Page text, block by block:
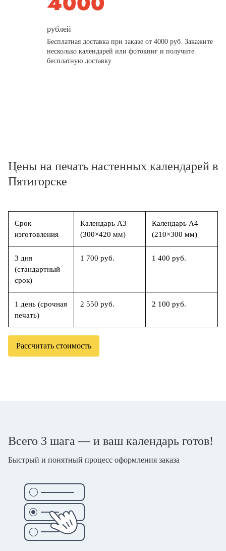
рублей
Бесплатная доставка при заказе от 4000 руб. Закажите
несколько календарей или фотокниг и получите
бесплатную доставку
Цены на печать настенных календарей в
Пятигорске
Срок
изготовления
Календарь А3
(300×420 мм)
Календарь А4
(210×300 мм)
3 дня
(стандартный
срок)
1 700 руб. 1 400 руб.
1 день (срочная
печать)
2 550 руб. 2 100 руб.
Рассчитать стоимость
Всего 3 шага — и ваш календарь готов!
Быстрый и понятный процесс оформления заказа